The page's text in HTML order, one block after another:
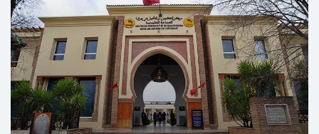
مركز محمد السادس لدعم القروض
الصغرى التضامنية
آلية مبتكرة من أجل النهوض بالقروض الصغرى
وتشجيعها